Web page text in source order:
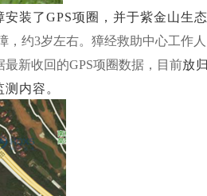
装了GPS项圈，并于紫金山生
，约3岁左右。獐经救助中心工作
新收回的GPS项圈数据，目前放
内容。